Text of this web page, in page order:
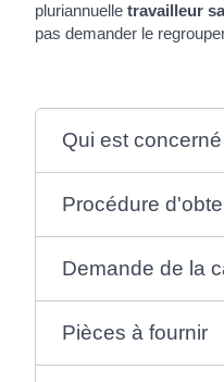
pluriannuelle travailleur
pas demander le
Qui est
Procédure
Demande de la
Pièces à fournir